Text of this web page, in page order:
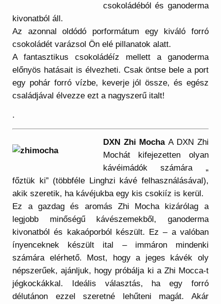
csokoládéból és ganoderma
kivonatból áll.
Az azonnal oldódó porformátum egy kiváló forró
csokoládét varázsol Ön elé pillanatok alatt.
A fantasztikus csokoládéíz mellett a ganoderma
előnyös hatásait is élvezheti. Csak öntse bele a port
egy pohár forró vízbe, keverje jól össze, és egész
családjával élvezze ezt a nagyszerű italt!
.
DXN Zhi MochaA DXN Zhi
Mochát kifejezetten olyan
kávéimádók számára „
főztük ki” (többféle Linghzi kávé felhasználásával),
akik szeretik, ha kávéjukba egy kis csokiíz is kerül.
Ez a gazdag és aromás Zhi Mocha kizárólag a
legjobb minőségű kávészemekből, ganoderma
kivonatból és kakaóporból készült. Ez – a valóban
ínyenceknek készült ital – immáron mindenki
számára elérhető. Most, hogy a jeges kávék oly
népszerűek, ajánljuk, hogy próbálja ki a Zhi Mocca-t
jégkockákkal. Ideális választás, ha egy forró
délutánon ezzel szeretné lehűteni magát. Akár